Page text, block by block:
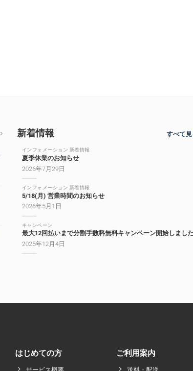
新着情報 すべて見
インフォメーション 新着情報
夏季休業のお知らせ
2026年7月29日
インフォメーション 新着情報
5/18(月) 営業時間のお知らせ
2026年5月1日
キャンペーン
最大12回払いまで分割手数料無料キャンペーン開始しました
2025年12月4日
はじめての方 ご利用案内